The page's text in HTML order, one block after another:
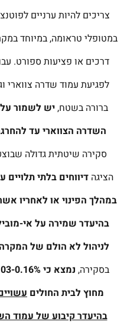
צריכים להיות ערניים
במטופלי טראומה, במיוחד
דרכים או פציעות ספורט.
לפגיעת עמוד שדרה צווארי
ברורה בשטח,יש לשמור על
השדרה הצווארי עד
הציגה דיווחים בלתי
במהלך הפינוי או לאחריו
בהיעדר שמירה על אי-
לניהול לא הולם של המקרה
בסקירה,
מחוץ לבית החולים
בהיעדר קיבוע של עמוד